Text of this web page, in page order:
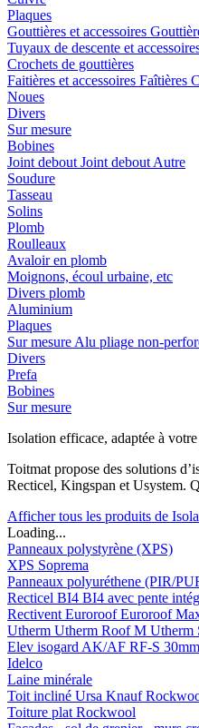
Plaques
Gouttières et accessoires
Tuyaux de descente et
Crochets de gouttières
Faitières et accessoires Faîtières
Noues
Divers
Sur mesure
Bobines
Joint debout Joint debout Autre
Soudure
Tasseau
Solins
Plomb
Roulleaux
Avaloir en plomb
Moignons, écoul urbaine, etc
Divers plomb
Aluminium
Plaques
Sur mesure Alu pliage non-
Divers
Prefa
Bobines
Sur mesure
Isolation efficace, adaptée à
Toitmat propose des solutions
Recticel, Kingspan et Usystem.
Afficher tous les produits de
Loading...
Panneaux polystyrène (XPS)
XPS Soprema
Panneaux polyuréthene (PIR/
Recticel BI4 BI4 avec pente
Rectivent EuroroofEuroroof
Utherm Utherm Roof M Utherm
Elev isogard AK/AF RF-S 30mm
Idelco
Laine minérale
Toit incliné Ursa Knauf
Toiture plat Rockwool